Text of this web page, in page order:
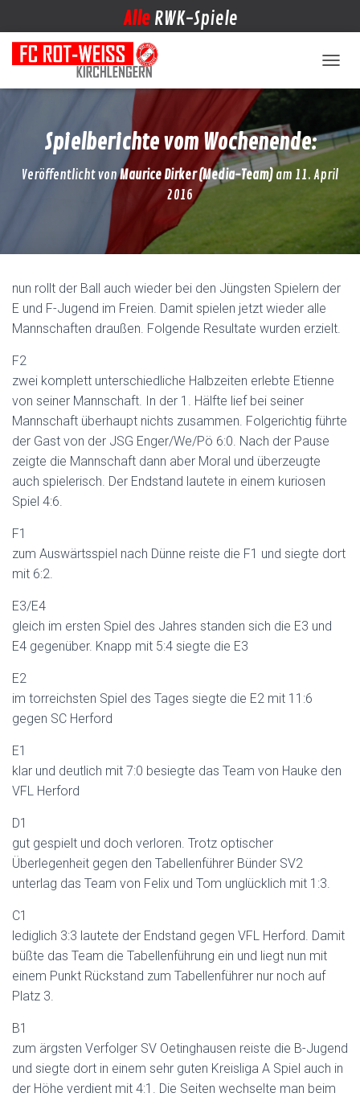
Alle RWK-Spiele
Spielberichte vom Wochenende:
Veröffentlicht vonMaurice Dirker (Media-Team) am 11. April
2016
nun rollt der Ball auch wieder bei den Jüngsten Spielern der
E und F-Jugend im Freien. Damit spielen jetzt wieder alle
Mannschaften draußen. Folgende Resultate wurden erzielt.
F2
zwei komplett unterschiedliche Halbzeiten erlebte Etienne
von seiner Mannschaft. In der 1. Hälfte lief bei seiner
Mannschaft überhaupt nichts zusammen. Folgerichtig führte
der Gast von der JSG Enger/We/Pö 6:0. Nach der Pause
zeigte die Mannschaft dann aber Moral und überzeugte
auch spielerisch. Der Endstand lautete in einem kuriosen
Spiel 4:6.
F1
zum Auswärtsspiel nach Dünne reiste die F1 und siegte dort
mit 6:2.
E3/E4
gleich im ersten Spiel des Jahres standen sich die E3 und
E4 gegenüber. Knapp mit 5:4 siegte die E3
E2
im torreichsten Spiel des Tages siegte die E2 mit 11:6
gegen SC Herford
E1
klar und deutlich mit 7:0 besiegte das Team von Hauke den
VFL Herford
D1
gut gespielt und doch verloren. Trotz optischer
Überlegenheit gegen den Tabellenführer Bünder SV2
unterlag das Team von Felix und Tom unglücklich mit 1:3.
C1
lediglich 3:3 lautete der Endstand gegen VFL Herford. Damit
büßte das Team die Tabellenführung ein und liegt nun mit
einem Punkt Rückstand zum Tabellenführer nur noch auf
Platz 3.
B1
zum ärgsten Verfolger SV Oetinghausen reiste die B-Jugend
und siegte dort in einem sehr guten Kreisliga A Spiel auch in
der Höhe verdient mit 4:1. Die Seiten wechselte man beim